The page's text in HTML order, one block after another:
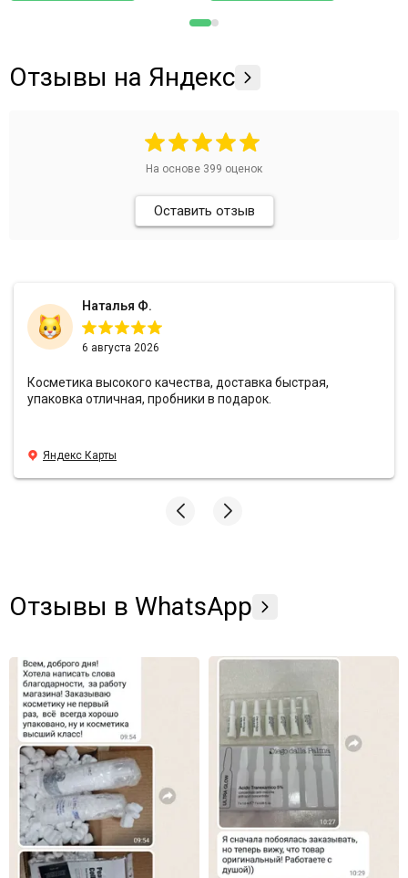
Отзывы на Яндекс
На основе 399 оценок
Оставить отзыв
Наталья Ф.
6 августа 2026
Косметика высокого качества, доставка быстрая,
упаковка отличная, пробники в подарок.
Яндекс Карты
Отзывы в WhatsApp